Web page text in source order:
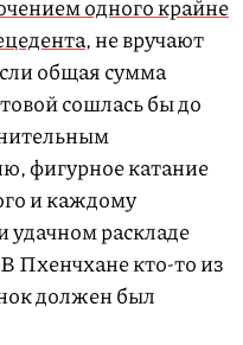
одного крайне
, не вручают
общая сумма
сошлась бы до
фигурное катание
и каждому
удачном раскладе
Пхенчхане кто-то из
должен был